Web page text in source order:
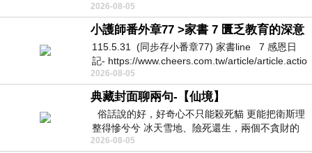
Chiarella Starring Joe Bird
2026-08-05
小護師番外章77 >家書 7 匱乏教育的深意
115.5.31 (同步存小番章77) 家書line 7 感恩日
記- https://www.cheers.com.tw/article/article.actio
2026-08-05
典藏封面聊兩句-【仙境】
俗話說的好，好奇心不只能殺死貓 更能把衛斯理
整得慘兮兮 冰天雪地、險死還生，兩個不貪財的
人尋什麼寶？ 人家追尋愛情還
2026-08-05